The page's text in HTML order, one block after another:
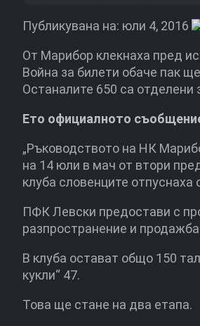
Публикувана на: юли 4, 2016
От Марибор клекнаха пред
Война за билети обаче пак
Останалите 650 са отделени
Ето официалното
„Ръководството на НК
на 14 юли в мач от втори
клуба словенците
ПФК Левски предостави с
разпространение и
В клуба остават общо 150
кукли“ 47.
Това ще стане на два етапа.